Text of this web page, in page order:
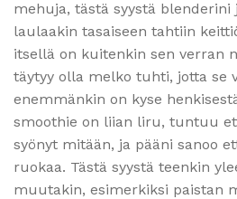
mehuja, tästä syystä
laulaakin tasaiseen tahtiin
itsellä on kuitenkin sen verran
täytyy olla melko tuhti, jotta se
enemmänkin on kyse
smoothie on liian liru, tuntuu
syönyt mitään, ja pääni sanoo
ruokaa. Tästä syystä teenkin
muutakin, esimerkiksi paistan